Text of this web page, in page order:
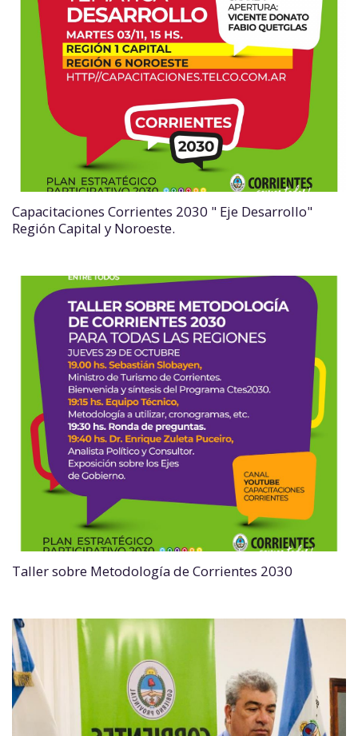
Capacitaciones Corrientes 2030 " Eje Desarrollo"
Región Capital y Noroeste.
Taller sobre Metodología de Corrientes 2030